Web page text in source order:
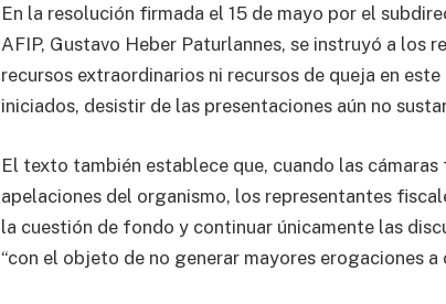
En la resolución firmada el 15 de mayo por el
AFIP, Gustavo Heber Paturlannes, se instruyó a los
recursos extraordinarios ni recursos de queja en
iniciados, desistir de las presentaciones aún no
El texto también establece que, cuando las
apelaciones del organismo, los representantes
la cuestión de fondo y continuar únicamente las
“con el objeto de no generar mayores erogaciones a